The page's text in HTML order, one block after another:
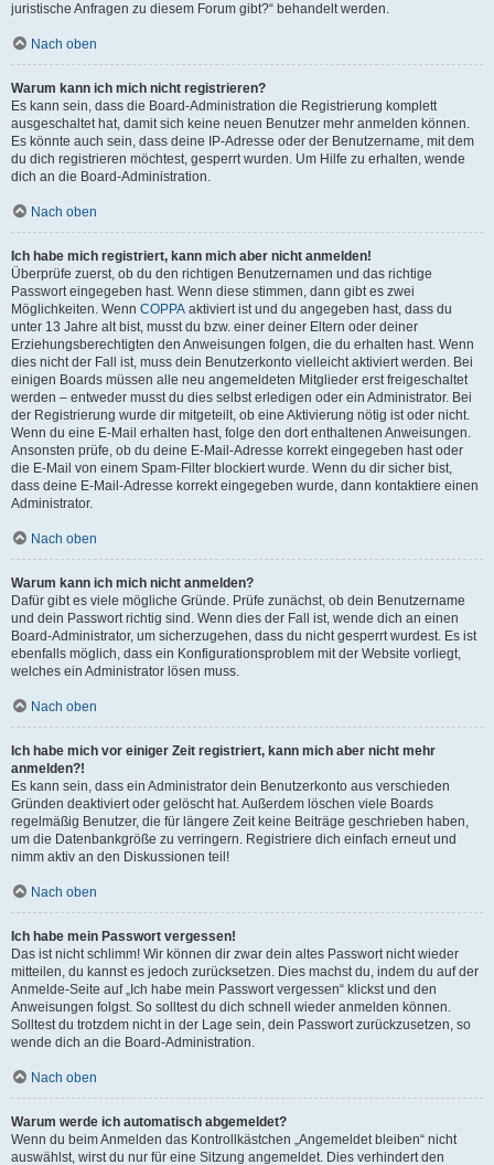
juristische Anfragen zu diesem Forum gibt?“ behandelt werden.
Nach oben
Warum kann ich mich nicht registrieren?
Es kann sein, dass die Board-Administration die Registrierung komplett
ausgeschaltet hat, damit sich keine neuen Benutzer mehr anmelden können.
Es könnte auch sein, dass deine IP-Adresse oder der Benutzername, mit dem
du dich registrieren möchtest, gesperrt wurden. Um Hilfe zu erhalten, wende
dich an die Board-Administration.
Nach oben
Ich habe mich registriert, kann mich aber nicht anmelden!
Überprüfe zuerst, ob du den richtigen Benutzernamen und das richtige
Passwort eingegeben hast. Wenn diese stimmen, dann gibt es zwei
Möglichkeiten. Wenn COPPA aktiviert ist und du angegeben hast, dass du
unter 13 Jahre alt bist, musst du bzw. einer deiner Eltern oder deiner
Erziehungsberechtigten den Anweisungen folgen, die du erhalten hast. Wenn
dies nicht der Fall ist, muss dein Benutzerkonto vielleicht aktiviert werden. Bei
einigen Boards müssen alle neu angemeldeten Mitglieder erst freigeschaltet
werden – entweder musst du dies selbst erledigen oder ein Administrator. Bei
der Registrierung wurde dir mitgeteilt, ob eine Aktivierung nötig ist oder nicht.
Wenn du eine E-Mail erhalten hast, folge den dort enthaltenen Anweisungen.
Ansonsten prüfe, ob du deine E-Mail-Adresse korrekt eingegeben hast oder
die E-Mail von einem Spam-Filter blockiert wurde. Wenn du dir sicher bist,
dass deine E-Mail-Adresse korrekt eingegeben wurde, dann kontaktiere einen
Administrator.
Nach oben
Warum kann ich mich nicht anmelden?
Dafür gibt es viele mögliche Gründe. Prüfe zunächst, ob dein Benutzername
und dein Passwort richtig sind. Wenn dies der Fall ist, wende dich an einen
Board-Administrator, um sicherzugehen, dass du nicht gesperrt wurdest. Es ist
ebenfalls möglich, dass ein Konfigurationsproblem mit der Website vorliegt,
welches ein Administrator lösen muss.
Nach oben
Ich habe mich vor einiger Zeit registriert, kann mich aber nicht mehr
anmelden?!
Es kann sein, dass ein Administrator dein Benutzerkonto aus verschieden
Gründen deaktiviert oder gelöscht hat. Außerdem löschen viele Boards
regelmäßig Benutzer, die für längere Zeit keine Beiträge geschrieben haben,
um die Datenbankgröße zu verringern. Registriere dich einfach erneut und
nimm aktiv an den Diskussionen teil!
Nach oben
Ich habe mein Passwort vergessen!
Das ist nicht schlimm! Wir können dir zwar dein altes Passwort nicht wieder
mitteilen, du kannst es jedoch zurücksetzen. Dies machst du, indem du auf der
Anmelde-Seite auf „Ich habe mein Passwort vergessen“ klickst und den
Anweisungen folgst. So solltest du dich schnell wieder anmelden können.
Solltest du trotzdem nicht in der Lage sein, dein Passwort zurückzusetzen, so
wende dich an die Board-Administration.
Nach oben
Warum werde ich automatisch abgemeldet?
Wenn du beim Anmelden das Kontrollkästchen „Angemeldet bleiben“ nicht
auswählst, wirst du nur für eine Sitzung angemeldet. Dies verhindert den